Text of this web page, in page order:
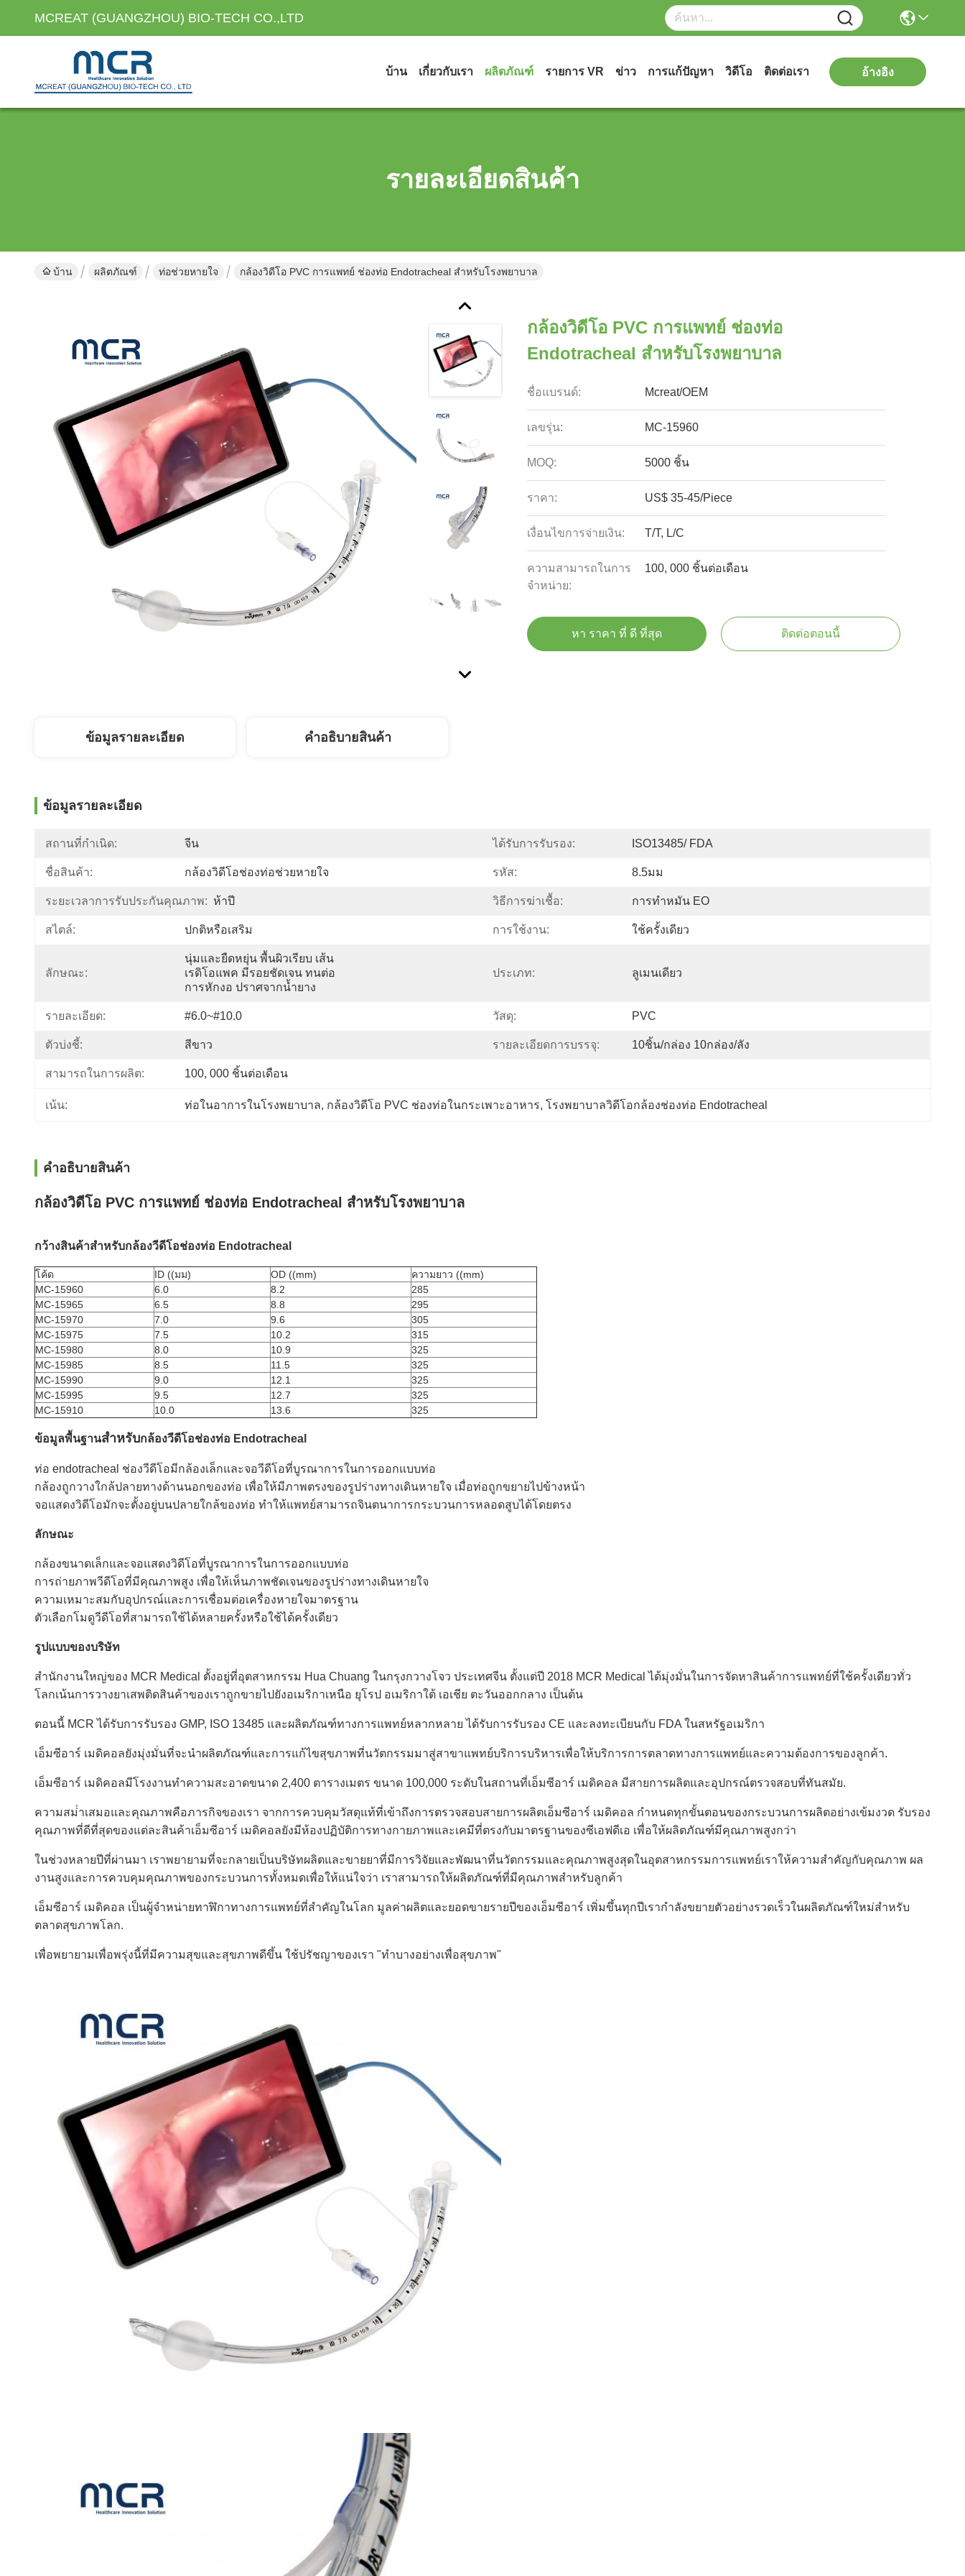
MCREAT (GUANGZHOU) BIO-TECH CO.,LTD
บ้าน เกี่ยวกับเรา ผลิตภัณฑ์ รายการ VR ข่าว การแก้ปัญหา วิดีโอ ติดต่อเรา อ้างอิง
รายละเอียดสินค้า
บ้าน ผลิตภัณฑ์ ท่อช่วยหายใจ กล้องวิดีโอ PVC การแพทย์ ช่องท่อ Endotracheal สําหรับโรงพยาบาล
กล้องวิดีโอ PVC การแพทย์ ช่องท่อ
Endotracheal สําหรับโรงพยาบาล
ชื่อแบรนด์: Mcreat/OEM
เลขรุ่น: MC-15960
MOQ: 5000 ชิ้น
ราคา: US$ 35-45/Piece
เงื่อนไขการจ่ายเงิน: T/T, L/C
ความสามารถในการ
จําหน่าย:
100, 000 ชิ้นต่อเดือน
หา ราคา ที่ ดี ที่สุด ติดต่อตอนนี้
ข้อมูลรายละเอียด คําอธิบายสินค้า
ข้อมูลรายละเอียด
สถานที่กำเนิด: จีน ได้รับการรับรอง: ISO13485/ FDA
ชื่อสินค้า: กล้องวิดีโอช่องท่อช่วยหายใจ รหัส: 8.5มม
ระยะเวลาการรับประกันคุณภาพ: ห้าปี วิธีการฆ่าเชื้อ: การทำหมัน EO
สไตล์: ปกติหรือเสริม การใช้งาน: ใช้ครั้งเดียว
ลักษณะ:
นุ่มและยืดหยุ่น พื้นผิวเรียบ เส้น
เรดิโอแพค มีรอยชัดเจน ทนต่อ
การหักงอ ปราศจากน้ำยาง
ประเภท: ลูเมนเดียว
รายละเอียด: #6.0~#10.0 วัสดุ: PVC
ตัวบ่งชี้: สีขาว รายละเอียดการบรรจุ: 10ชิ้น/กล่อง 10กล่อง/ลัง
สามารถในการผลิต: 100, 000 ชิ้นต่อเดือน
เน้น: ท่อในอาการในโรงพยาบาล, กล้องวิดีโอ PVC ช่องท่อในกระเพาะอาหาร, โรงพยาบาลวิดีโอกล้องช่องท่อ Endotracheal
คําอธิบายสินค้า
กล้องวิดีโอ PVC การแพทย์ ช่องท่อ Endotracheal สําหรับโรงพยาบาล
กว้างสินค้าสําหรับกล้องวีดีโอช่องท่อ Endotracheal
โค้ด ID ((มม) OD ((mm)
ความยาว ((mm)
MC-15960
6.0 8.2
285
MC-15965
6.5 8.8
295
MC-15970
7.0 9.6
305
MC-15975
7.5 10.2
315
MC-15980
8.0 10.9
325
MC-15985
8.5 11.5
325
MC-15990
9.0 12.1
325
MC-15995
9.5 12.7
325
MC-15910
10.0 13.6 325
ข้อมูลพื้นฐานสําหรับกล้องวีดีโอช่องท่อ Endotracheal
ท่อ endotracheal ช่องวีดีโอมีกล้องเล็กและจอวีดีโอที่บูรณาการในการออกแบบท่อ
กล้องถูกวางใกล้ปลายทางด้านนอกของท่อ เพื่อให้มีภาพตรงของรูปร่างทางเดินหายใจ เมื่อท่อถูกขยายไปข้างหน้า
จอแสดงวิดีโอมักจะตั้งอยู่บนปลายใกล้ของท่อ ทําให้แพทย์สามารถจินตนาการกระบวนการหลอดสูบได้โดยตรง
ลักษณะ
กล้องขนาดเล็กและจอแสดงวิดีโอที่บูรณาการในการออกแบบท่อ
การถ่ายภาพวีดีโอที่มีคุณภาพสูง เพื่อให้เห็นภาพชัดเจนของรูปร่างทางเดินหายใจ
ความเหมาะสมกับอุปกรณ์และการเชื่อมต่อเครื่องหายใจมาตรฐาน
ตัวเลือกโมดูวีดีโอที่สามารถใช้ได้หลายครั้งหรือใช้ได้ครั้งเดียว
รูปแบบของบริษัท
สํานักงานใหญ่ของ MCR Medical ตั้งอยู่ที่อุตสาหกรรม Hua Chuang ในกรุงกวางโจว ประเทศจีน ตั้งแต่ปี 2018 MCR Medical ได้มุ่งมั่นในการจัดหาสินค้าการแพทย์ที่ใช้ครั้งเดียวทั่ว
โลกเน้นการวางยาเสพติดสินค้าของเราถูกขายไปยังอเมริกาเหนือ ยุโรป อเมริกาใต้ เอเชีย ตะวันออกกลาง เป็นต้น
ตอนนี้ MCR ได้รับการรับรอง GMP, ISO 13485 และผลิตภัณฑ์ทางการแพทย์หลากหลาย ได้รับการรับรอง CE และลงทะเบียนกับ FDA ในสหรัฐอเมริกา
เอ็มซีอาร์ เมดิคอลยังมุ่งมั่นที่จะนําผลิตภัณฑ์และการแก้ไขสุขภาพที่นวัตกรรมมาสู่สาขาแพทย์บริการบริหารเพื่อให้บริการการตลาดทางการแพทย์และความต้องการของลูกค้า.
เอ็มซีอาร์ เมดิคอลมีโรงงานทําความสะอาดขนาด 2,400 ตารางเมตร ขนาด 100,000 ระดับในสถานที่เอ็มซีอาร์ เมดิคอล มีสายการผลิตและอุปกรณ์ตรวจสอบที่ทันสมัย.
ความสม่ําเสมอและคุณภาพคือภารกิจของเรา จากการควบคุมวัสดุแท้ที่เข้าถึงการตรวจสอบสายการผลิตเอ็มซีอาร์ เมดิคอล กําหนดทุกขั้นตอนของกระบวนการผลิตอย่างเข้มงวด รับรอง
คุณภาพที่ดีที่สุดของแต่ละสินค้าเอ็มซีอาร์ เมดิคอลยังมีห้องปฏิบัติการทางกายภาพและเคมีที่ตรงกับมาตรฐานของซีเอฟดีเอ เพื่อให้ผลิตภัณฑ์มีคุณภาพสูงกว่า
ในช่วงหลายปีที่ผ่านมา เราพยายามที่จะกลายเป็นบริษัทผลิตและขายยาที่มีการวิจัยและพัฒนาที่นวัตกรรมและคุณภาพสูงสุดในอุตสาหกรรมการแพทย์เราให้ความสําคัญกับคุณภาพ ผล
งานสูงและการควบคุมคุณภาพของกระบวนการทั้งหมดเพื่อให้แน่ใจว่า เราสามารถให้ผลิตภัณฑ์ที่มีคุณภาพสําหรับลูกค้า
เอ็มซีอาร์ เมดิคอล เป็นผู้จําหน่ายทาฬิกาทางการแพทย์ที่สําคัญในโลก มูลค่าผลิตและยอดขายรายปีของเอ็มซีอาร์ เพิ่มขึ้นทุกปีเรากําลังขยายตัวอย่างรวดเร็วในผลิตภัณฑ์ใหม่สําหรับ
ตลาดสุขภาพโลก.
เพื่อพยายามเพื่อพรุ่งนี้ที่มีความสุขและสุขภาพดีขึ้น ใช้ปรัชญาของเรา "ทําบางอย่างเพื่อสุขภาพ"